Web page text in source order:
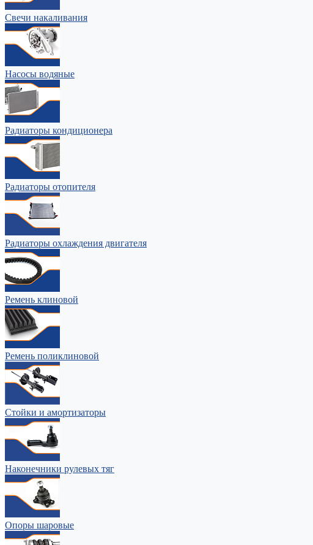
Свечи накаливания
Насосы водяные
Радиаторы кондиционера
Радиаторы отопителя
Радиаторы охлаждения двигателя
Ремень клиновой
Ремень поликлиновой
Стойки и амортизаторы
Наконечники рулевых тяг
Опоры шаровые